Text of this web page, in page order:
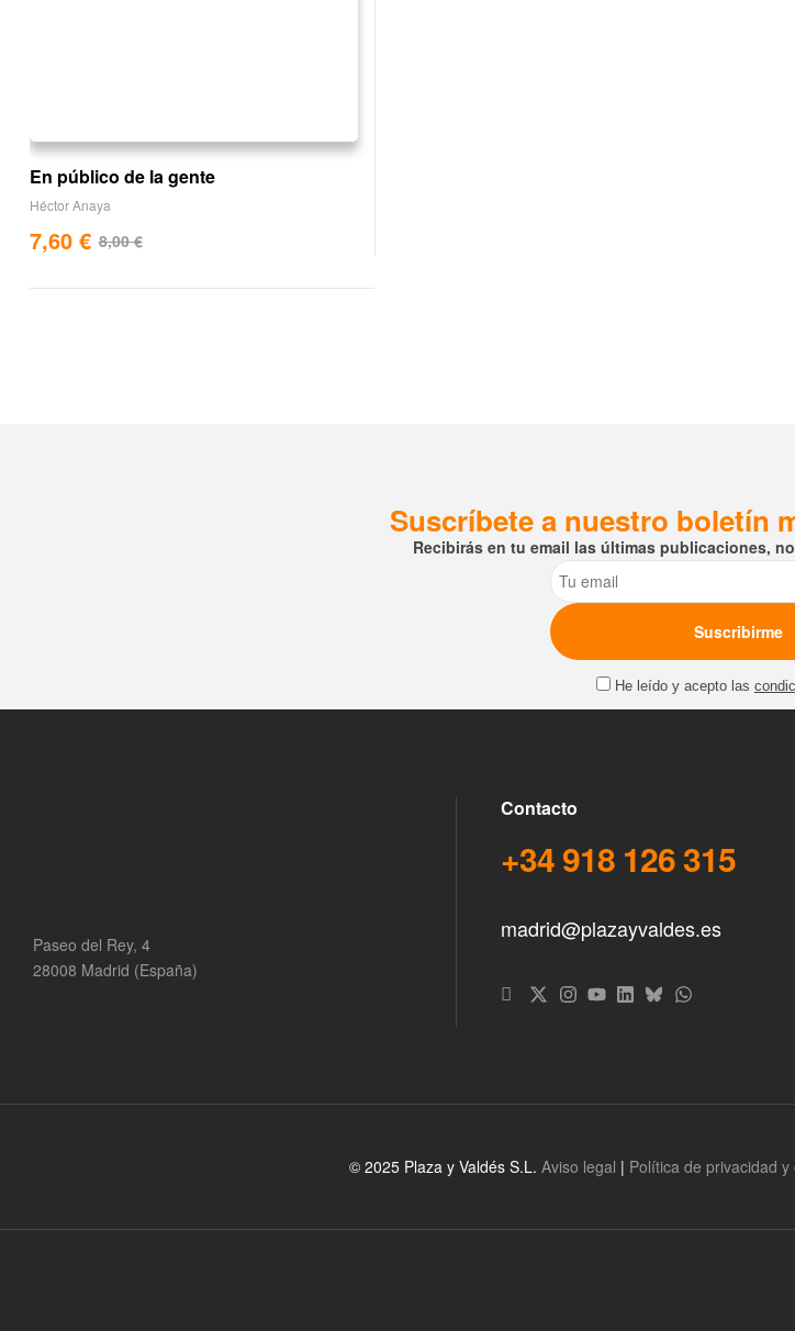
En público de la gente
Héctor Anaya
8,00€
7,60 €
Suscríbete a nuestro boletín
Recibirás en tu email las últimas publicaciones,
Email
He leído y acepto las
Paseo del Rey, 4
28008 Madrid (España)
Contacto
+34 918 126 315
madrid@plazayvaldes.es
© 2025 Plaza y Valdés S.L. Aviso legal | Política de privacidad y